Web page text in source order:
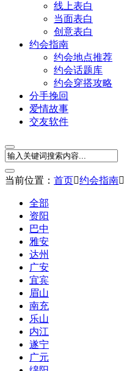
线上表白
当面表白
创意表白
约会指南
约会地点推荐
约会话题库
约会穿搭攻略
分手挽回
爱情故事
交友软件
当前位置： 首页约会指南
全部
资阳
巴中
雅安
达州
广安
宜宾
眉山
南充
乐山
内江
遂宁
广元